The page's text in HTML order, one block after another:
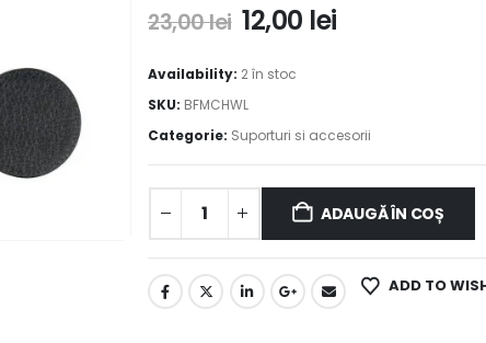
23,00lei 12,00 lei
Availability: 2 în stoc
SKU: BFMCHWL
Categorie: Suporturi si accesorii
ADAUGĂ ÎN COȘ
ADD TO